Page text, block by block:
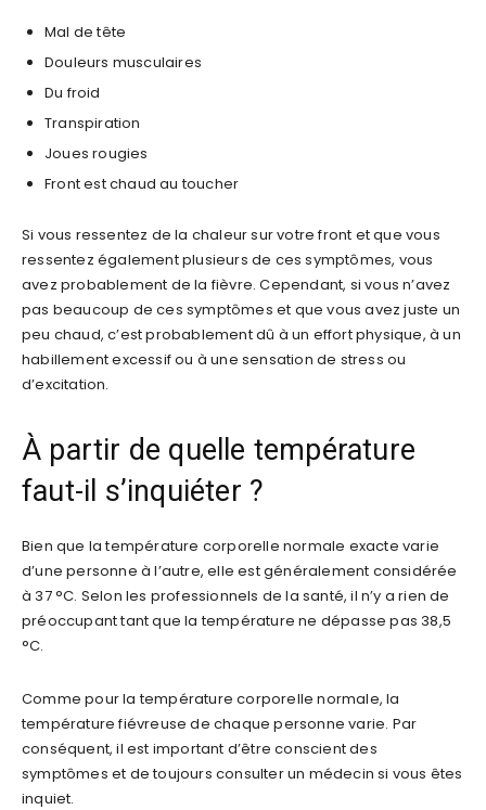
Mal de tête
Douleurs musculaires
Du froid
Transpiration
Joues rougies
Front est chaud au toucher
Si vous ressentez de la chaleur sur votre front et que vous
ressentez également plusieurs de ces symptômes, vous
avez probablement de la fièvre. Cependant, si vous n’avez
pas beaucoup de ces symptômes et que vous avez juste un
peu chaud, c’est probablement dû à un effort physique, à un
habillement excessif ou à une sensation de stress ou
d’excitation.
À partir de quelle température
faut-il s’inquiéter ?
Bien que la température corporelle normale exacte varie
d’une personne à l’autre, elle est généralement considérée
à 37 °C. Selon les professionnels de la santé, il n’y a rien de
préoccupant tant que la température ne dépasse pas 38,5
°C.
Comme pour la température corporelle normale, la
température fiévreuse de chaque personne varie. Par
conséquent, il est important d’être conscient des
symptômes et de toujours consulter un médecin si vous êtes
inquiet.